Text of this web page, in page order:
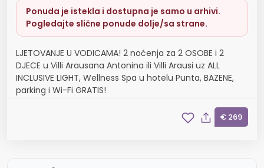
Ponuda je istekla i dostupna je samo u arhivi.
Pogledajte slične ponude dolje/sa strane.
LJETOVANJE U VODICAMA! 2 noćenja za 2 OSOBE i 2
DJECE u Villi Arausana Antonina ili Villi Arausi uz ALL
INCLUSIVE LIGHT, Wellness Spa u hotelu Punta, BAZENE,
parking i Wi-Fi GRATIS!
€ 269